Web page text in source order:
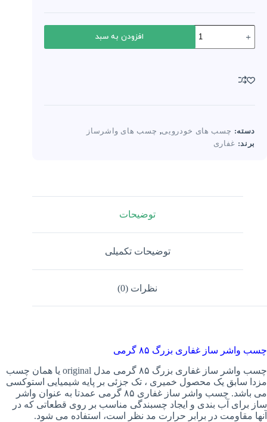
چسب
واشر
ساز
(85
افزودن به سبد
دسته: چسب های خودرویی, چسب های واشرساز
برند: غفاری
توضیحات
توضیحات تکمیلی
نظرات (0)
چسب واشر ساز غفاری بزرگ ۸۵ گرمی
چسب واشر ساز غفاری بزرگ ۸۵ گرمی مدل original یا همان چسب
مزدا سابق یک محصول خمیری ، تک جزئی بر پایه شیمیایی استوکسی
می باشد. چسب واشر ساز غفاری ۸۵ گرمی عمدتا به عنوان واشر
ساز برای آب بندی و ایجاد چسبندگی مناسب بر روی قطعاتی که در
آنها مقاومت در برابر حرارت مد نظر است، استفاده می شود.